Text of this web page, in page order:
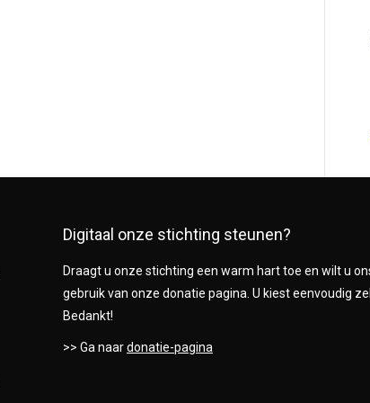
Digitaal onze stichting steunen?
Draagt u onze stichting een warm hart toe en wilt u
gebruik van onze donatie pagina. U kiest eenvoudig
Bedankt!
>> Ga naardonatie-pagina